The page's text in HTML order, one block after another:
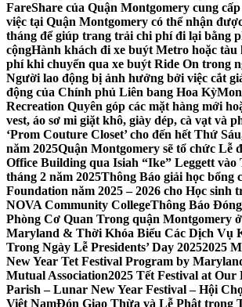
FareShare của Quận Montgomery cung
việc tại Quận Montgomery có thể nhận
tháng để giúp trang trải chi phí đi lại bằng
cộngHành khách đi xe buýt Metro hoặc tàu
phí khi chuyển qua xe buýt Ride On trong
Người lao động bị ảnh hưởng bởi việc cắt
động của Chính phủ Liên bang Hoa Kỳ
Recreation Quyên góp các mặt hàng mới
vest, áo sơ mi giặt khô, giày dép, cà vạt và
‘Prom Couture Closet’ cho đến hết Thứ
năm 2025Quận Montgomery sẽ tổ chức Lễ
Office Building qua Isiah “Ike” Leggett vào
tháng 2 năm 2025Thông Báo giải học bổng
Foundation năm 2025 – 2026 cho Học sinh
NOVA Community CollegeThông Báo
Phòng Cơ Quan Trong quận Montgomery
Maryland & Thời Khóa Biểu Các Dịch Vụ
Trong Ngày Lễ Presidents’ Day 20252025
New Year Tet Festival Program by
Mutual Association2025 Tết Festival at
Parish – Lunar New Year Festival – Hội
Việt NamĐón Giao Thừa và Lễ Phật trong